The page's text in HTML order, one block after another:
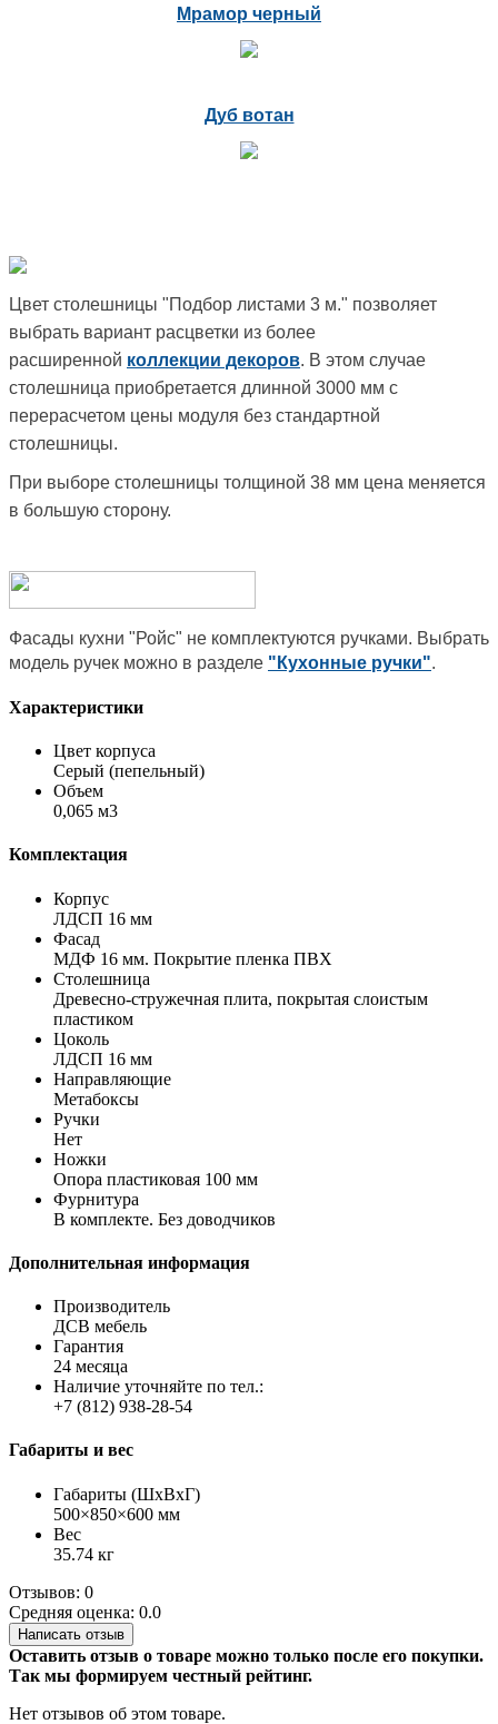
Мрамор черный
Дуб вотан
Цвет столешницы "Подбор листами 3 м." позволяет
выбрать вариант расцветки из более
расширенной коллекции декоров. В этом случае
столешница приобретается длинной 3000 мм с
перерасчетом цены модуля без стандартной
столешницы.
При выборе столешницы толщиной 38 мм цена меняется
в большую сторону.
Фасады кухни "Ройс" не комплектуются ручками. Выбрать
модель ручек можно в разделе "Кухонные ручки".
Характеристики
Цвет корпуса
Серый (пепельный)
Объем
0,065 м3
Комплектация
Корпус
ЛДСП 16 мм
Фасад
МДФ 16 мм. Покрытие пленка ПВХ
Столешница
Древесно-стружечная плита, покрытая слоистым
пластиком
Цоколь
ЛДСП 16 мм
Направляющие
Метабоксы
Ручки
Нет
Ножки
Опора пластиковая 100 мм
Фурнитура
В комплекте. Без доводчиков
Дополнительная информация
Производитель
ДСВ мебель
Гарантия
24 месяца
Наличие уточняйте по тел.:
+7 (812) 938-28-54
Габариты и вес
Габариты (ШхВхГ)
500×850×600 мм
Вес
35.74 кг
Отзывов: 0
Средняя оценка: 0.0
Написать отзыв
Оставить отзыв о товаре можно только после его покупки.
Так мы формируем честный рейтинг.
Нет отзывов об этом товаре.